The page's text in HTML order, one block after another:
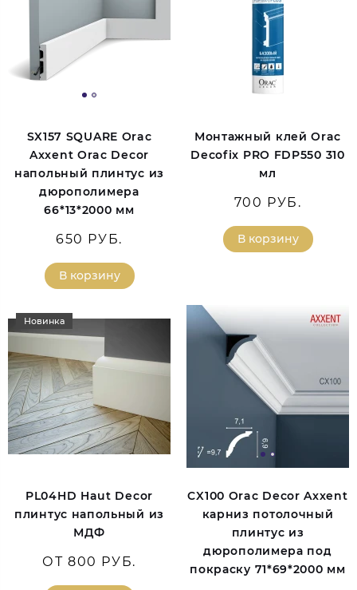
SX157 SQUARE Orac
Axxent Orac Decor
напольный плинтус из
дюрополимера
66*13*2000 мм
650 РУБ.
В корзину
Монтажный клей Orac
Decofix PRO FDP550 310
мл
700 РУБ.
В корзину
Новинка
PL04HD Haut Decor
плинтус напольный из
МДФ
ОТ 800 РУБ.
CX100 Orac Decor Axxent
карниз потолочный
плинтус из
дюрополимера под
покраску 71*69*2000 мм